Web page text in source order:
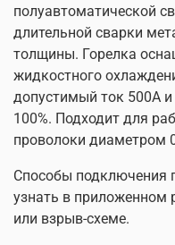
полуавтоматической
длительной сварки
толщины. Горелка
жидкостного
допустимый ток 500А
100%. Подходит для
проволоки диаметром
Способы подключения
узнать в приложенном
или взрыв-схеме.